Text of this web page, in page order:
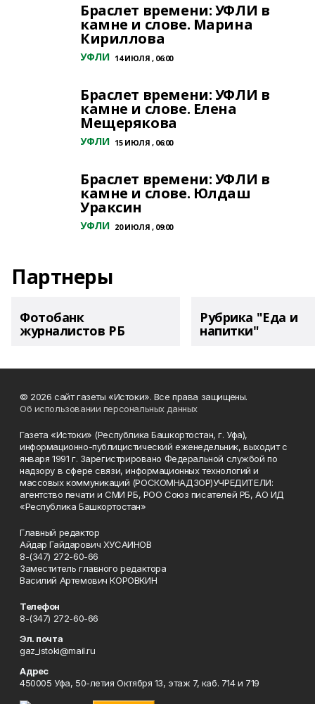
Браслет времени: УФЛИ в
камне и слове. Марина
Кириллова
УФЛИ 14 ИЮЛЯ , 06:00
Браслет времени: УФЛИ в
камне и слове. Елена
Мещерякова
УФЛИ 15 ИЮЛЯ , 06:00
Браслет времени: УФЛИ в
камне и слове. Юлдаш
Ураксин
УФЛИ 20 ИЮЛЯ , 09:00
Партнеры
Фотобанк
журналистов РБ
Рубрика "Еда и
напитки"
© 2026 сайт газеты «Истоки». Все права защищены.
Об использовании персональных данных
Газета «Истоки» (Республика Башкортостан, г. Уфа),
информационно-публицистический еженедельник, выходит с
января 1991 г. Зарегистрировано Федеральной службой по
надзору в сфере связи, информационных технологий и
массовых коммуникаций (РОСКОМНАДЗОР)УЧРЕДИТЕЛИ:
агентство печати и СМИ РБ, РОО Союз писателей РБ, АО ИД
«Республика Башкортостан»
Главный редактор
Айдар Гайдарович ХУСАИНОВ
8-(347) 272-60-66
Заместитель главного редактора
Василий Артемович КОРОВКИН
Телефон
8-(347) 272-60-66
Эл. почта
gaz_istoki@mail.ru
Адрес
450005 Уфа, 50-летия Октября 13, этаж 7, каб. 714 и 719